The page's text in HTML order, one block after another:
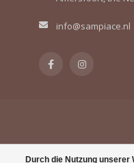
Durch die Nutzung
info@sampiace.nl